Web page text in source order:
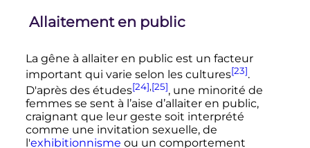
Allaitement en public
La gêne à allaiter en public est un facteur
important qui varie selon les cultures[23].
D'après des études[24],[25], une minorité de
femmes se sent à l’aise d’allaiter en public,
craignant que leur geste soit interprété
comme une invitation sexuelle, de
l'exhibitionnisme ou un comportement